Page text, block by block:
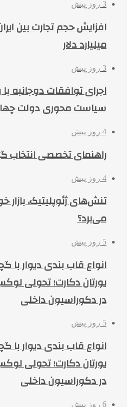
3 روز پیش
میلیارد دلار
3 روز پیش
اجرای توافقات دوجانبه
سیاست محوری دولت
4 روز پیش
راهنمای تخصصی
4 روز پیش
تنش‌های ژئوپلیتیک،
می‌برد؟
5 روز پیش
انواع قاب بندی دیوار
یورتان دکارت؛ تحولی
در دکوراسیون داخلی
5 روز پیش
انواع قاب بندی دیوار
یورتان دکارت؛ تحولی
در دکوراسیون داخلی
6 روز پیش